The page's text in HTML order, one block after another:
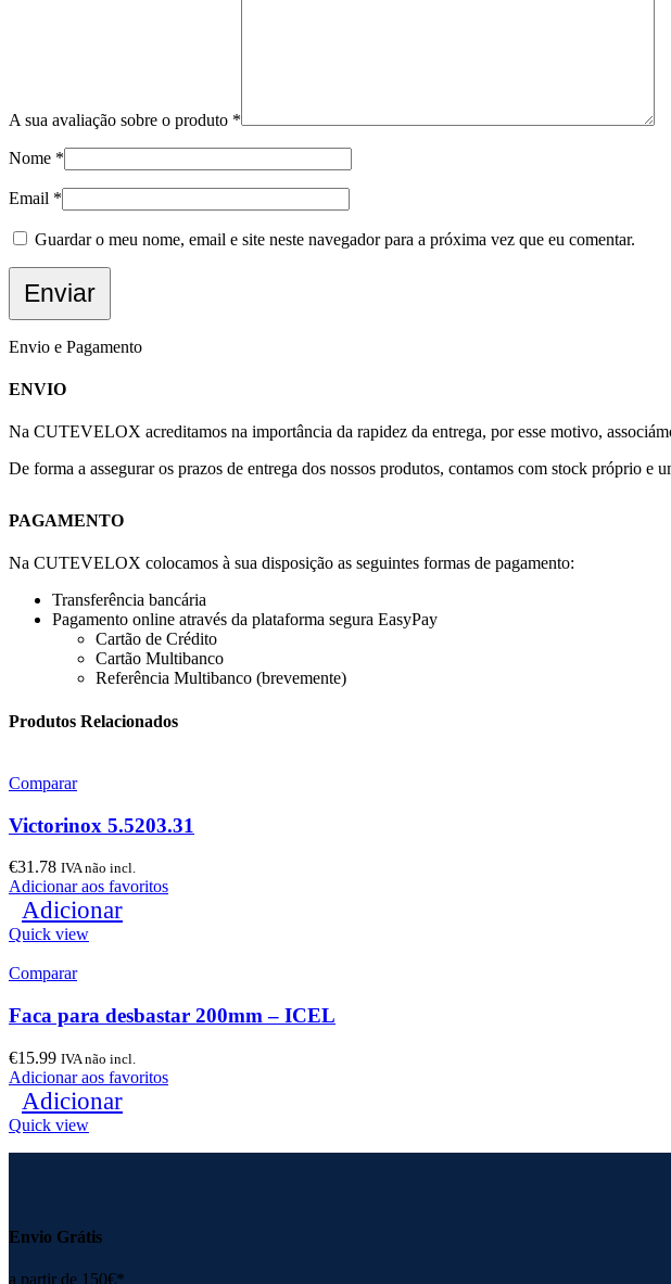
A sua avaliação sobre o produto *
Nome *
Email *
Guardar o meu nome, email e site neste navegador para a próxima vez que eu comentar.
Envio e Pagamento
ENVIO
Na CUTEVELOX acreditamos na importância da rapidez da entrega, por esse motivo,
De forma a assegurar os prazos de entrega dos nossos produtos, contamos com stock próprio e
PAGAMENTO
Na CUTEVELOX colocamos à sua disposição as seguintes formas de pagamento:
Transferência bancária
Pagamento online através da plataforma segura EasyPay
Cartão de Crédito
Cartão Multibanco
Referência Multibanco (brevemente)
Produtos Relacionados
Comparar
Victorinox 5.5203.31
€31.78 IVA não incl.
Adicionar aos favoritos
Adicionar
Quick view
Comparar
Faca para desbastar 200mm – ICEL
€15.99 IVA não incl.
Adicionar aos favoritos
Adicionar
Quick view
Envio Grátis
a partir de 150€*